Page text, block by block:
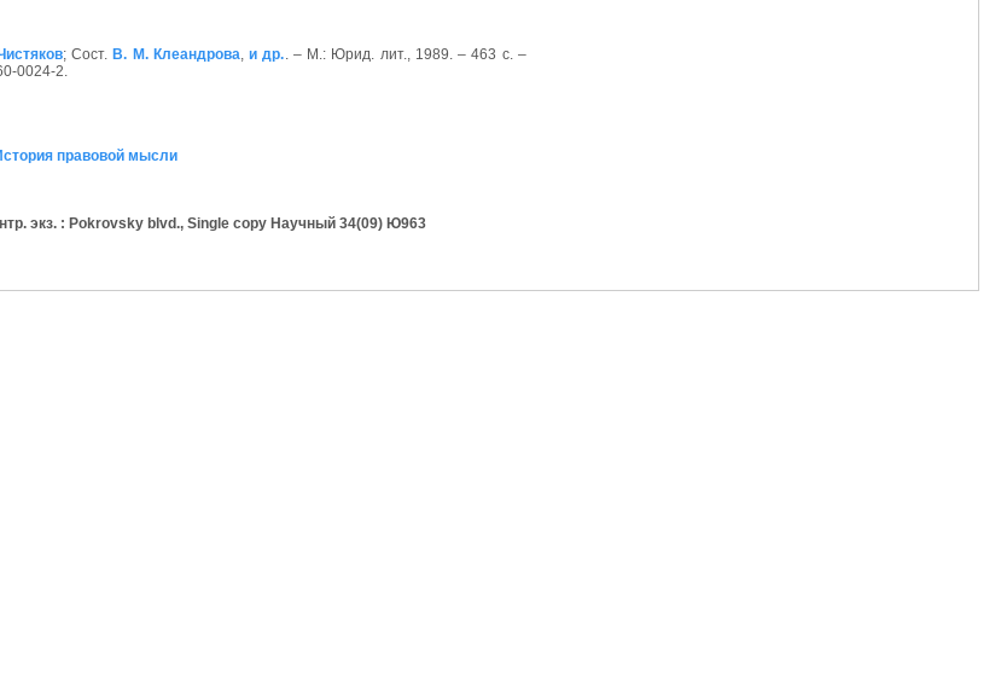
; Сост. В. М. Клеандрова,и др.. – М.: Юрид. лит., 1989. – 463 с. –
0024-2.
правовой мысли
экз. : Pokrovsky blvd., Single copy Научный 34(09) Ю963